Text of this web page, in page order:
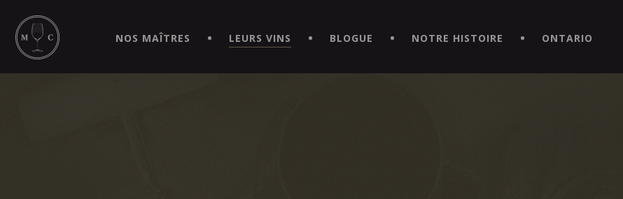
MAITRE | CAVISTE VIRTUEL!
NOS MAÎTRES LEURS VINS BLOGUE NOTRE HISTOIRE ONTARIO